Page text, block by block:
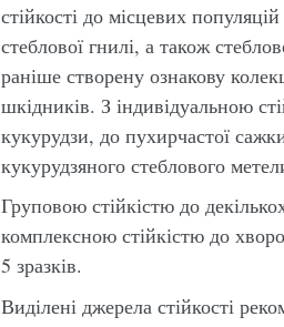
стійкості до місцевих
стеблової гнилі, а також
раніше створену ознакову
шкідників. З індивідуальною
кукурудзи, до пухирчастої
кукурудзяного стеблового
Груповою стійкістю до
комплексною стійкістю до
5 зразків.
Виділені джерела стійкості